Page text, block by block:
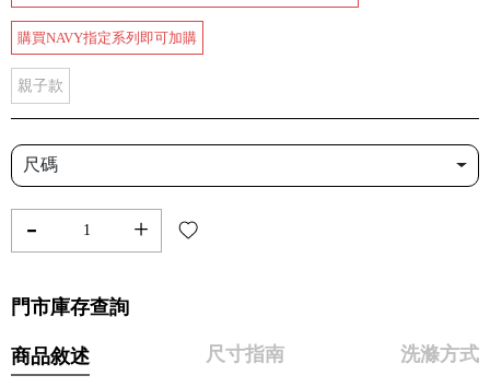
購買NAVY指定系列即可加購
親子款
尺碼
- +
門市庫存查詢
商品敘述 尺寸指南 洗滌方式